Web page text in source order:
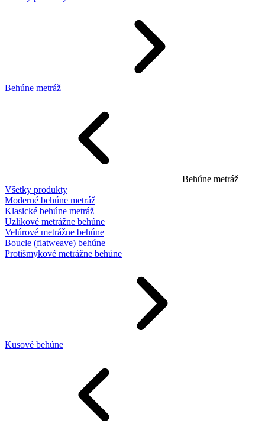
Behúne metráž
Behúne metráž
Všetky produkty
Moderné behúne metráž
Klasické behúne metráž
Uzlíkové metrážne behúne
Velúrové metrážne behúne
Boucle (flatweave) behúne
Protišmykové metrážne behúne
Kusové behúne